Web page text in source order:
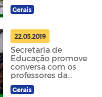
Gerais
22.05.2019
Secretaria de
Educação promove
conversa com os
professores da
Educação Infantil e
Fundamental I
Gerais